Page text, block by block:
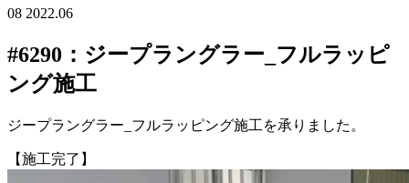
08 2022.06
#6290：ジープラングラー_フルラッピ
ング施工
ジープラングラー_フルラッピング施工を承りました。
【施工完了】